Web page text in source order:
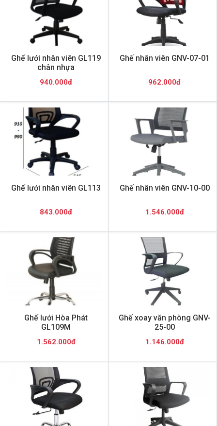
Ghế lưới nhân viên GL119
chân nhựa
940.000đ
Ghế nhân viên GNV-07-01
962.000đ
Ghế lưới nhân viên GL113
843.000đ
Ghế nhân viên GNV-10-00
1.546.000đ
Ghế lưới Hòa Phát
GL109M
1.562.000đ
Ghế xoay văn phòng GNV-
25-00
1.146.000đ